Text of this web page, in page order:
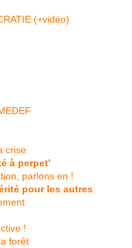
(+vidéo)
crise
à perpet'
parlons en !
pour les autres
!
forêt